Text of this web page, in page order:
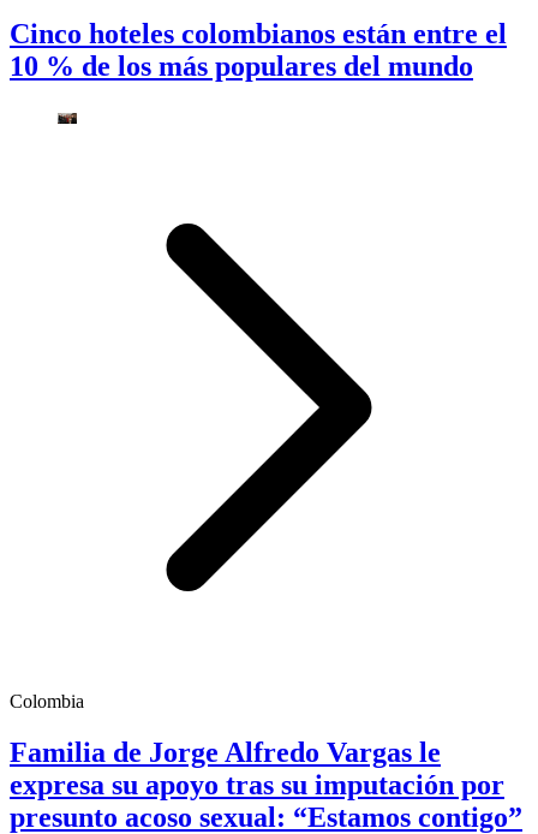
Cinco hoteles colombianos están entre el
10 % de los más populares del mundo
Colombia
Familia de Jorge Alfredo Vargas le
expresa su apoyo tras su imputación por
presunto acoso sexual: “Estamos contigo”